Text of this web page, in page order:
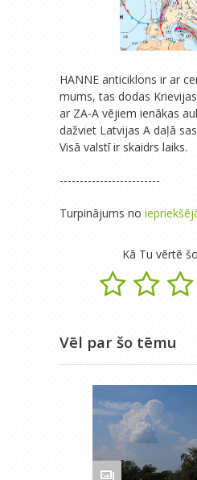
HANNE anticiklons ir ar
mums, tas dodas
ar ZA-A vējiem ienākas
dažviet Latvijas A daļā
Visā valstī ir skaidrs laiks.
-------------------------
Turpinājums no
Kā Tu vērtē
Vēl par šo tēmu